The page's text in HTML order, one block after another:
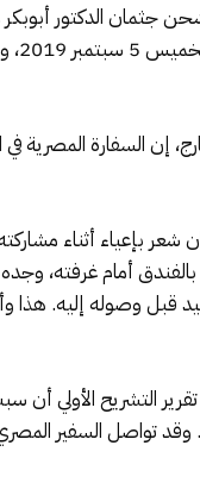
جثمان الدكتور
إن السفارة المصرية
شعر بإعياء أثناء
بالفندق أمام
قبل وصوله إليه. هذا
التشريح الأولي أن
تواصل السفير المصري